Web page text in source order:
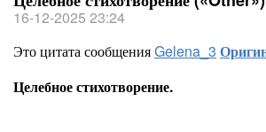
16-12-2025 23:24
Это цитата сообщенияGelena_3
Целебное стихотворение.